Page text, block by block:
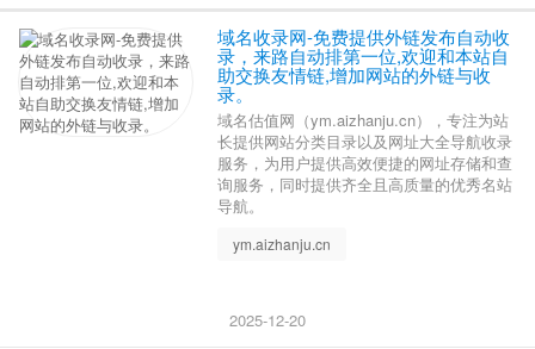
域名收录网-免费提供外链发布自动收
录，来路自动排第一位,欢迎和本站自
助交换友情链,增加网站的外链与收
录。
域名估值网（ym.aizhanju.cn），专注为站
长提供网站分类目录以及网址大全导航收录
服务，为用户提供高效便捷的网址存储和查
询服务，同时提供齐全且高质量的优秀名站
导航。
ym.aizhanju.cn
2025-12-20